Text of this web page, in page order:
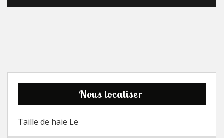
Nous localiser
Taille de haie Le